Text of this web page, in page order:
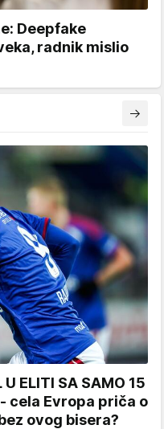
Deepfake
radnik mislio
U ELITI SA SAMO 15
cela Evropa priča o
ovog bisera?